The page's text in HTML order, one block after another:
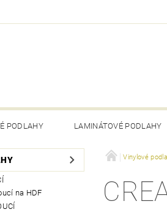
PODLAHY LAMINÁTOVÉ PODLAHY
na HDF
Vinylové